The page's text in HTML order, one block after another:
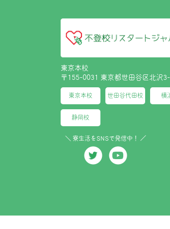
東京本校
〒155-0031 東京都世田谷区北沢
東京本校 世田谷代田校 横
静岡校
＼ 寮生活をSNSで発信中！ ／